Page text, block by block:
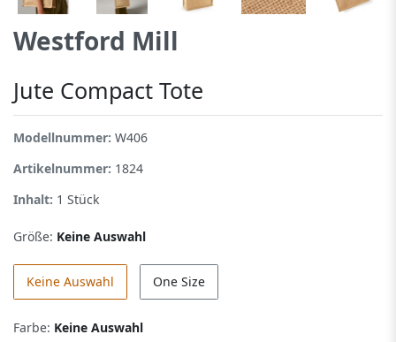
Westford Mill
Jute Compact Tote
Modellnummer: W406
Artikelnummer: 1824
Inhalt: 1 Stück
Größe: Keine Auswahl
Keine Auswahl One Size
Farbe: Keine Auswahl